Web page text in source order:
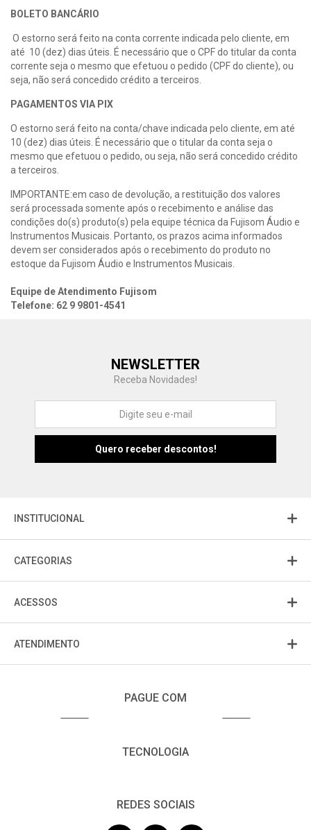
BOLETO BANCÁRIO
O estorno será feito na conta corrente indicada pelo cliente, em
até 10 (dez) dias úteis. É necessário que o CPF do titular da conta
corrente seja o mesmo que efetuou o pedido (CPF do cliente), ou
seja, não será concedido crédito a terceiros.
PAGAMENTOS VIA PIX
O estorno será feito na conta/chave indicada pelo cliente, em até
10 (dez) dias úteis. É necessário que o titular da conta seja o
mesmo que efetuou o pedido, ou seja, não será concedido crédito
a terceiros.
IMPORTANTE:em caso de devolução, a restituição dos valores
será processada somente após o recebimento e análise das
condições do(s) produto(s) pela equipe técnica da Fujisom Áudio e
Instrumentos Musicais. Portanto, os prazos acima informados
devem ser considerados após o recebimento do produto no
estoque da Fujisom Áudio e Instrumentos Musicais.
Equipe de Atendimento Fujisom
Telefone: 62 9 9801-4541
NEWSLETTER
Receba Novidades!
INSTITUCIONAL
CATEGORIAS
ACESSOS
ATENDIMENTO
PAGUE COM
TECNOLOGIA
REDES SOCIAIS
Fu Fujisom